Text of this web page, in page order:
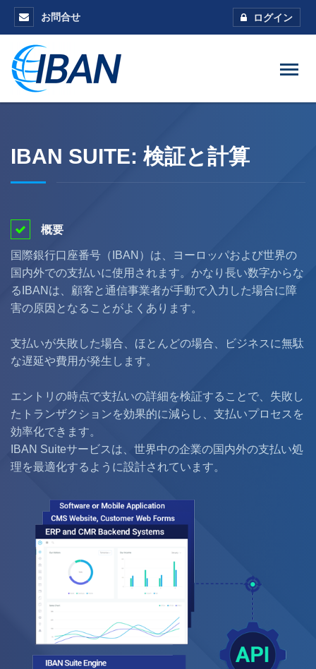
お問合せ ログイン
IBAN SUITE: 検証と計算
概要
国際銀行口座番号（IBAN）は、ヨーロッパおよび世界の
国内外での支払いに使用されます。かなり長い数字からな
るIBANは、顧客と通信事業者が手動で入力した場合に障
害の原因となることがよくあります。
支払いが失敗した場合、ほとんどの場合、ビジネスに無駄
な遅延や費用が発生します。
エントリの時点で支払いの詳細を検証することで、失敗し
たトランザクションを効果的に減らし、支払いプロセスを
効率化できます。
IBAN Suiteサービスは、世界中の企業の国内外の支払い処
理を最適化するように設計されています。